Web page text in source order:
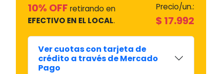
10% OFF retirando en
EFECTIVO EN EL LOCAL.
Precio/un.:
$ 17.992
Ver cuotas con tarjeta de
crédito a través de Mercado
Pago